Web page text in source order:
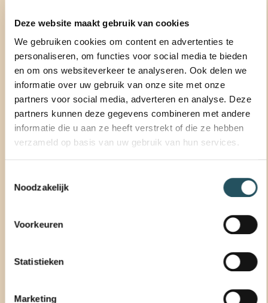
Deze website maakt gebruik van cookies
We gebruiken cookies om content en advertenties te
personaliseren, om functies voor social media te bieden
en om ons websiteverkeer te analyseren. Ook delen we
informatie over uw gebruik van onze site met onze
partners voor social media, adverteren en analyse. Deze
partners kunnen deze gegevens combineren met andere
informatie die u aan ze heeft verstrekt of die ze hebben
verzameld op basis van uw gebruik van hun services.
Noodzakelijk
Voorkeuren
Statistieken
Marketing